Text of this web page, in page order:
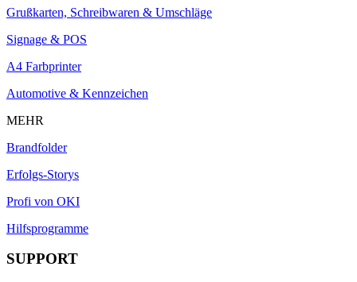
Grußkarten, Schreibwaren & Umschläge
Signage & POS
A4 Farbprinter
Automotive & Kennzeichen
MEHR
Brandfolder
Erfolgs-Storys
Profi von OKI
Hilfsprogramme
SUPPORT